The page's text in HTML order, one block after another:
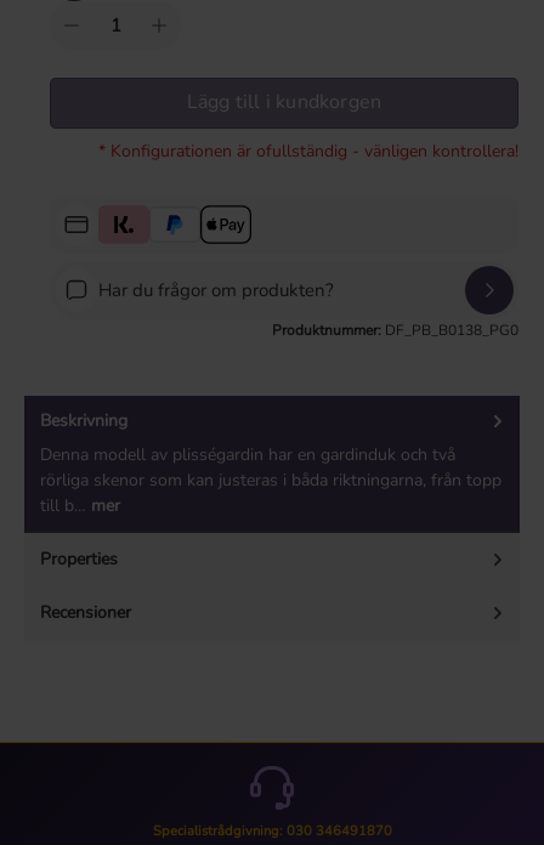
Lägg till i kundkorgen
* Konfigurationen är ofullständig - vänligen kontrollera!
Har du frågor om produkten?
Produktnummer: DF_PB_B0138_PG0
Beskrivning
Denna modell av plisségardin har en gardinduk och två
rörliga skenor som kan justeras i båda riktningarna, från topp
till b… mer
Properties
Recensioner
Specialistrådgivning: 030 346491870